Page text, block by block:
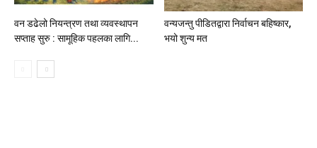
वन डढेलो नियन्त्रण तथा व्यवस्थापन
सप्ताह सुरु : सामूहिक पहलका लागि...
वन्यजन्तु पीडितद्वारा निर्वाचन बहिष्कार,
भयो शुन्य मत